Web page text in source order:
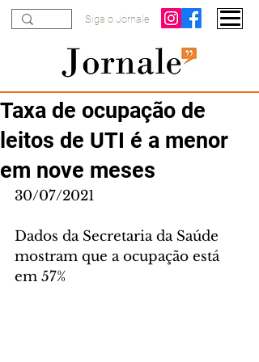
Siga o Jornale
Taxa de ocupação de
leitos de UTI é a menor
em nove meses
30/07/2021
Dados da Secretaria da Saúde
mostram que a ocupação está
em 57%